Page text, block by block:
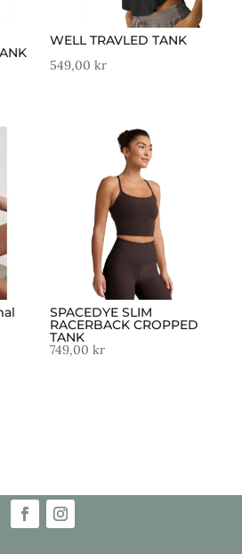
WELL TRAVLED TANK
549,00kr
SPACEDYE SLIM
RACERBACK CROPPED
TANK
749,00kr